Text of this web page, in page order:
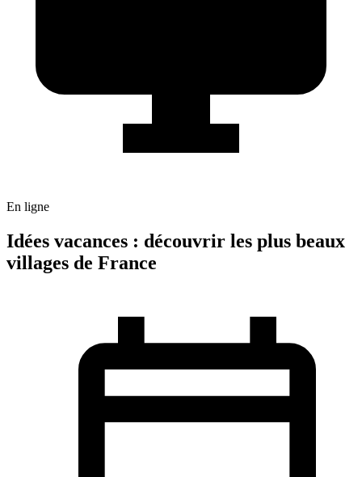
En ligne
Idées vacances : découvrir les plus beaux
villages de France